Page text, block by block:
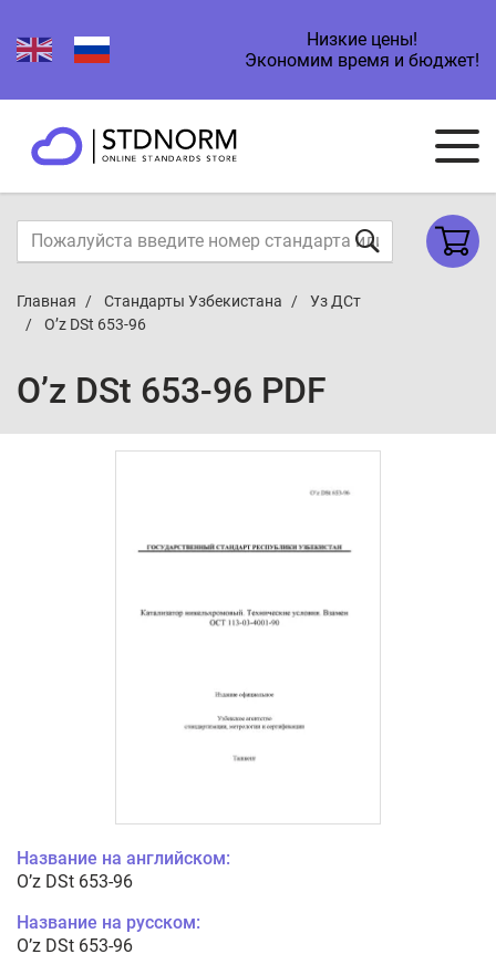
Низкие цены!
Экономим время и бюджет!
Главная Стандарты Узбекистана
Уз ДСт
O’z DSt 653-96
O’z DSt 653-96 PDF
Название на английском:
O’z DSt 653-96
Название на русском:
O’z DSt 653-96